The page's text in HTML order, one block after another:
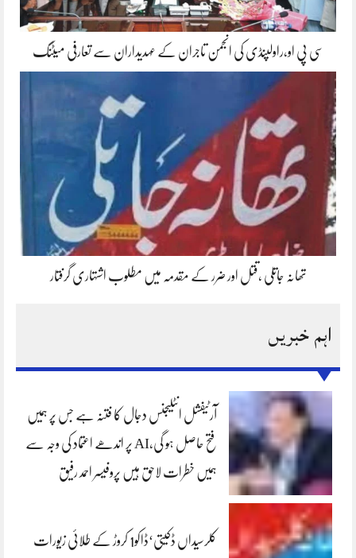
سی پی او،راولپنڈی کی انجمن تاجران کے عہدیداران سے تعارفی میٹنگ
تھانہ جاتلی ،قتل اور ضرر کے مقدمہ میں مطلوب اشتہاری گرفتار
اہم خبریں
آرٹیفشل انٹلیجنس دجال کا فتنہ ہے جس پر ہمیں
فتح حاصل ہو گی،AI پر اندھے اعتماد کی وجہ سے
ہمیں خطرات لاحق ہیں پروفیسر احمد رفیق
کلرسیداں ڈکیتی‘ڈاکو1 کروڑ کے طلائی زیورات